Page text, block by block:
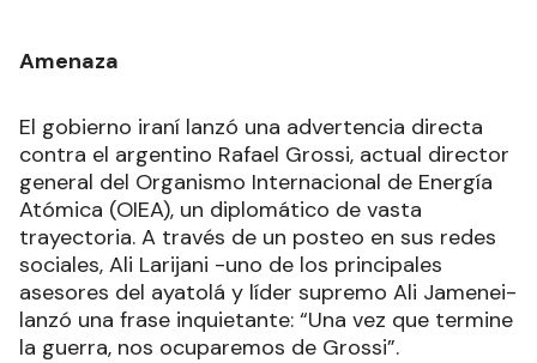
Amenaza
El gobierno iraní lanzó una advertencia directa
contra el argentino Rafael Grossi, actual director
general del Organismo Internacional de Energía
Atómica (OIEA), un diplomático de vasta
trayectoria. A través de un posteo en sus redes
sociales, Ali Larijani -uno de los principales
asesores del ayatolá y líder supremo Ali Jamenei-
lanzó una frase inquietante: “Una vez que termine
la guerra, nos ocuparemos de Grossi”.